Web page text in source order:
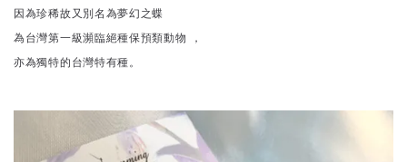
因為珍稀故又別名為夢幻之蝶
為台灣第一級瀕臨絕種保預類動物 ，
亦為獨特的台灣特有種。